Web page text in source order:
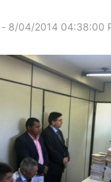
- 8/04/2014 04:38:00